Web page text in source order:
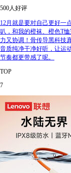
500人好评
12月就是要对自己更好一
叭，和我的橙袜、橙色T
力又协调！骨传导黑科技
音质纯净干净好听，让运
节奏都更带感了呢。
TOP
7